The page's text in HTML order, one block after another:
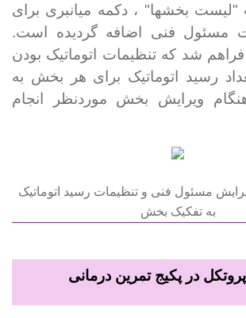
"لیست بخش­ها" ، دکمه میانبری برای
مسئول فنی اضافه گردیده است.
شد که تنظیمات اتوماتیک بودن
رسید اتوماتیک برای هر بخش به
ویرایش بخش موردنظر انجام
شماره 5-ویرایش مسئول فنی و تنظیمات رسید اتوماتیک
به تفکیک بخش
در پکیج تمرین درمانی